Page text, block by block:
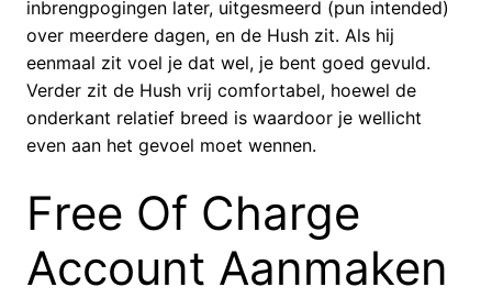
inbrengpogingen later, uitgesmeerd (pun intended)
over meerdere dagen, en de Hush zit. Als hij
eenmaal zit voel je dat wel, je bent goed gevuld.
Verder zit de Hush vrij comfortabel, hoewel de
onderkant relatief breed is waardoor je wellicht
even aan het gevoel moet wennen.
Free Of Charge
Account Aanmaken